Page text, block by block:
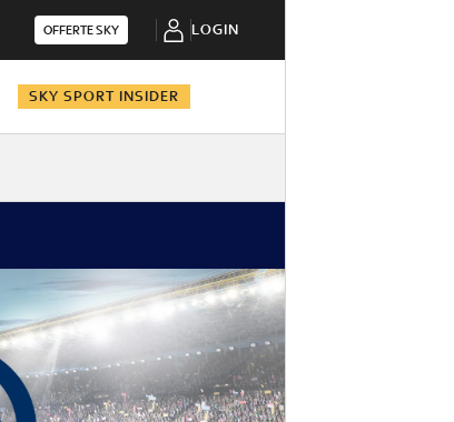
OFFERTE SKY LOGIN
SKY SPORT INSIDER